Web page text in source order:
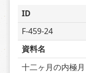
ID
F-459-24
資料名
十二ヶ月の内極